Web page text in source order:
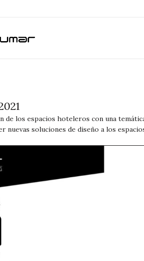
los espacios hoteleros con una
nuevas soluciones de diseño a los